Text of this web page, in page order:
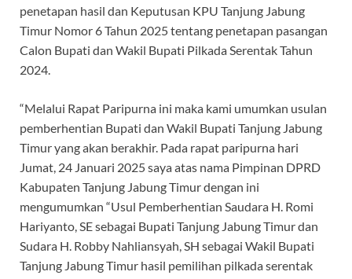
penetapan hasil dan Keputusan KPU Tanjung Jabung
Timur Nomor 6 Tahun 2025 tentang penetapan pasangan
Calon Bupati dan Wakil Bupati Pilkada Serentak Tahun
2024.
“Melalui Rapat Paripurna ini maka kami umumkan usulan
pemberhentian Bupati dan Wakil Bupati Tanjung Jabung
Timur yang akan berakhir. Pada rapat paripurna hari
Jumat, 24 Januari 2025 saya atas nama Pimpinan DPRD
Kabupaten Tanjung Jabung Timur dengan ini
mengumumkan “Usul Pemberhentian Saudara H. Romi
Hariyanto, SE sebagai Bupati Tanjung Jabung Timur dan
Sudara H. Robby Nahliansyah, SH sebagai Wakil Bupati
Tanjung Jabung Timur hasil pemilihan pilkada serentak